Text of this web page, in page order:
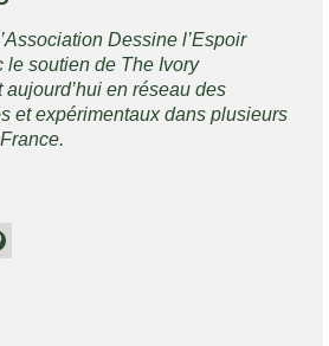
Dessine l’Espoir
le soutien de The Ivory
en réseau des
et expérimentaux dans plusieurs